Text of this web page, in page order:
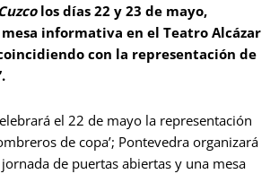
los días 22 y 23 de mayo,
informativa en el Teatro Alcázar
con la representación de
el 22 de mayo la representación
de copa’; Pontevedra organizará
de puertas abiertas y una mesa